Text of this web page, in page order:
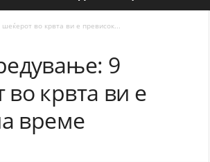
во крвта ви е превисок...
9
крвта ви е
време